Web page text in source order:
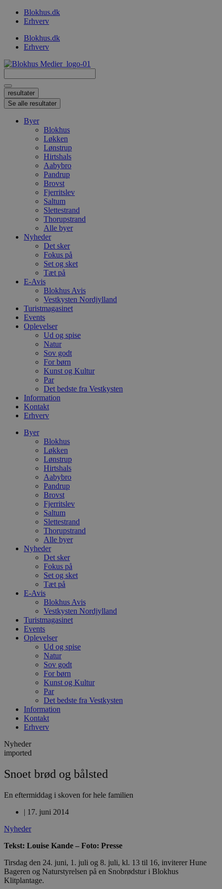
VidereBlokhus.dk
Erhverv
Blokhus.dk
Erhverv
...
resultater
Se alle resultater
Byer
Blokhus
Løkken
Lønstrup
Hirtshals
Aabybro
Pandrup
Brovst
Fjerritslev
Saltum
Slettestrand
Thorupstrand
Alle byer
Nyheder
Det sker
Fokus på
Set og sket
Tæt på
E-Avis
Blokhus Avis
Vestkysten Nordjylland
Turistmagasinet
Events
Oplevelser
Ud og spise
Natur
Sov godt
For børn
Kunst og Kultur
Par
Det bedste fra Vestkysten
Information
Kontakt
Erhverv
Byer
Blokhus
Løkken
Lønstrup
Hirtshals
Aabybro
Pandrup
Brovst
Fjerritslev
Saltum
Slettestrand
Thorupstrand
Alle byer
Nyheder
Det sker
Fokus på
Set og sket
Tæt på
E-Avis
Blokhus Avis
Vestkysten Nordjylland
Turistmagasinet
Events
Oplevelser
Ud og spise
Natur
Sov godt
For børn
Kunst og Kultur
Par
Det bedste fra Vestkysten
Information
Kontakt
Erhverv
Nyheder
imported
Snoet brød og bålsted
En eftermiddag i skoven for hele familien
| 17. juni 2014
Nyheder
Tekst: Louise Kande – Foto: Presse
Tirsdag den 24. juni, 1. juli og 8. juli, kl. 13 til 16, inviterer Hune
Bageren og Naturstyrelsen på en Snobrødstur i Blokhus
Klitplantage.